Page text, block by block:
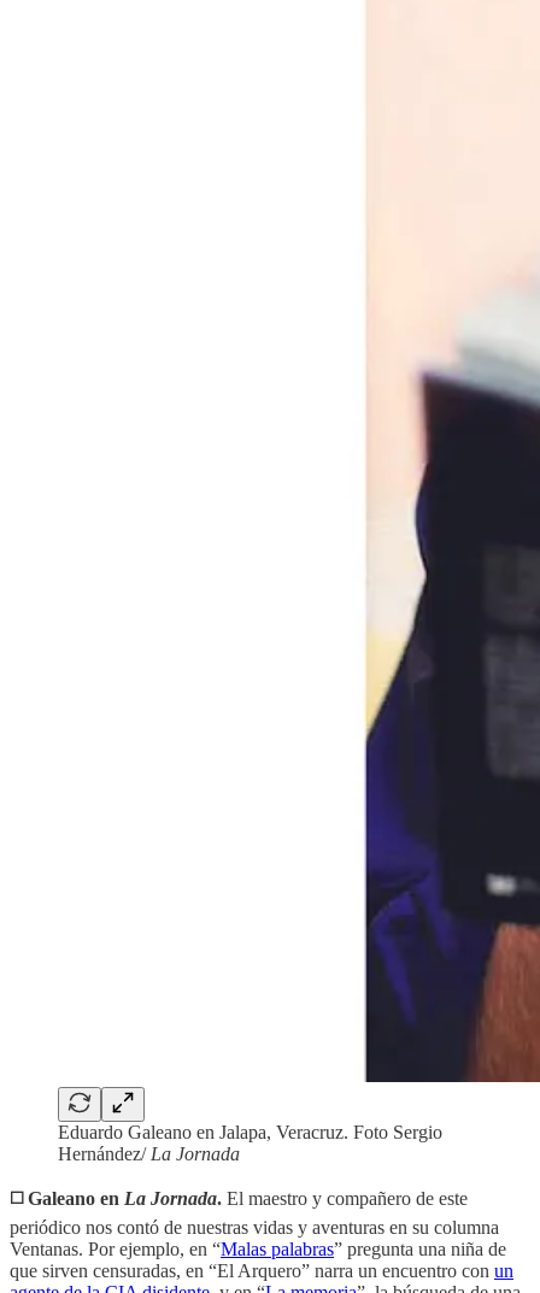
Eduardo Galeano en Jalapa, Veracruz. Foto Sergio
Hernández/ La Jornada
◻️ Galeano en La Jornada. El maestro y compañero de este
periódico nos contó de nuestras vidas y aventuras en su columna
Ventanas. Por ejemplo, en “Malas palabras” pregunta una niña de
que sirven censuradas, en “El Arquero” narra un encuentro con un